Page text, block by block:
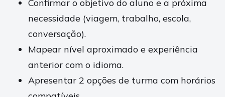
Confirmar o objetivo do aluno e a próxima
necessidade (viagem, trabalho, escola,
conversação).
Mapear nível aproximado e experiência
anterior com o idioma.
Apresentar 2 opções de turma com horários